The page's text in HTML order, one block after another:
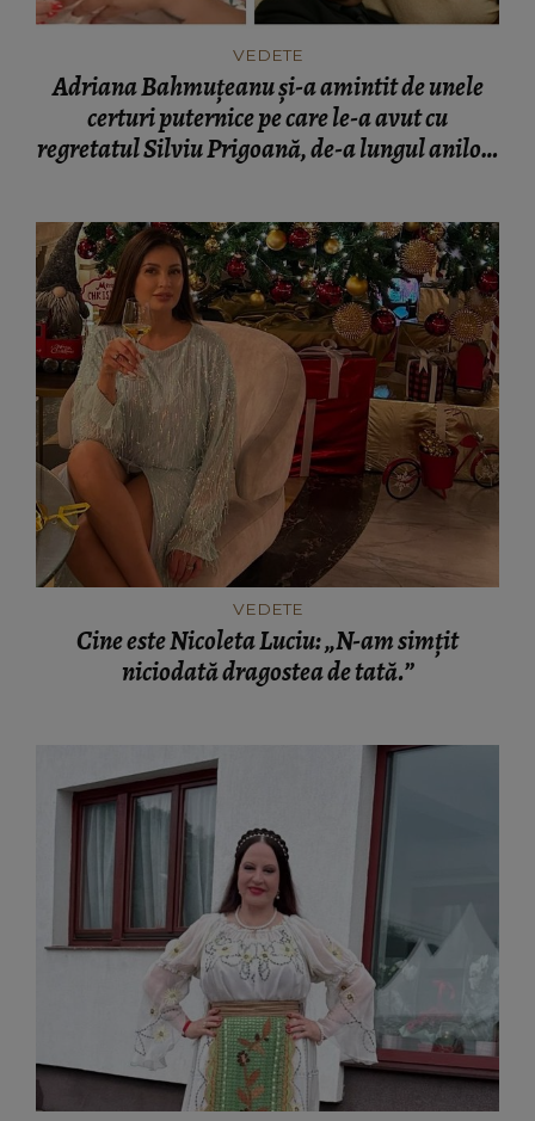
VEDETE
Adriana Bahmuțeanu și-a amintit de unele
certuri puternice pe care le-a avut cu
regretatul Silviu Prigoană, de-a lungul anilor!
VEDETE
Cine este Nicoleta Luciu: „N-am simţit
niciodată dragostea de tată.”